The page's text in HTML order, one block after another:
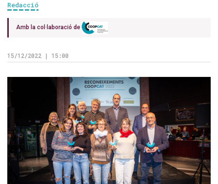
Redacció
Amb la col·laboració de
15/12/2022 | 15:00